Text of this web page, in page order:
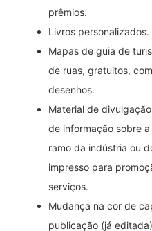
prêmios.
Livros personalizados.
Mapas de guia de
de ruas, gratuitos,
desenhos.
Material de
de informação sobre
ramo da indústria ou
impresso para
serviços.
Mudança na cor de
publicação (já